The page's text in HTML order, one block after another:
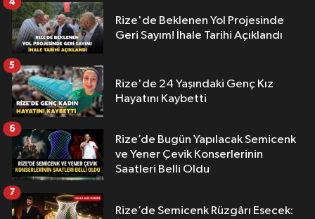
Rize'de Beklenen Yol Projesinde
Geri Sayım! İhale Tarihi Açıklandı
4
Rize'de 24 Yaşındaki Genç Kız
Hayatını Kaybetti
5
Rize’de Bugün Yapılacak Semicenk
ve Yener Çevik Konserlerinin
Saatleri Belli Oldu
6
Rize’de Semicenk Rüzgârı Esecek:
7